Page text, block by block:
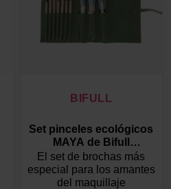
BIFULL
Set pinceles ecológicos
MAYA de Bifull
Profesional
El set de brochas más
especial para los amantes
del maquillaje